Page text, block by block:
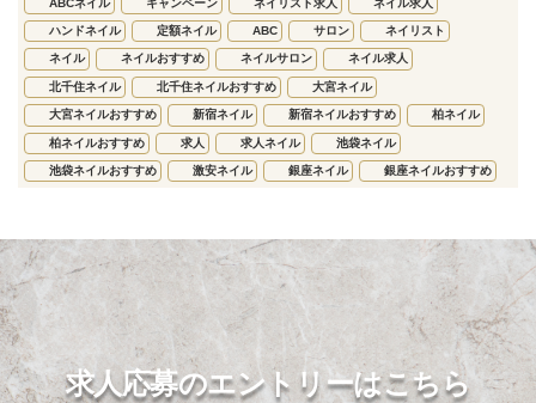
ABCネイル キャンペーン ネイリスト求人 ネイル求人
ハンドネイル 定額ネイル ABC サロン ネイリスト
ネイル ネイルおすすめ ネイルサロン ネイル求人
北千住ネイル 北千住ネイルおすすめ 大宮ネイル
大宮ネイルおすすめ 新宿ネイル 新宿ネイルおすすめ 柏ネイル
柏ネイルおすすめ 求人 求人ネイル 池袋ネイル
池袋ネイルおすすめ 激安ネイル 銀座ネイル 銀座ネイルおすすめ
求人応募のエントリーはこちら